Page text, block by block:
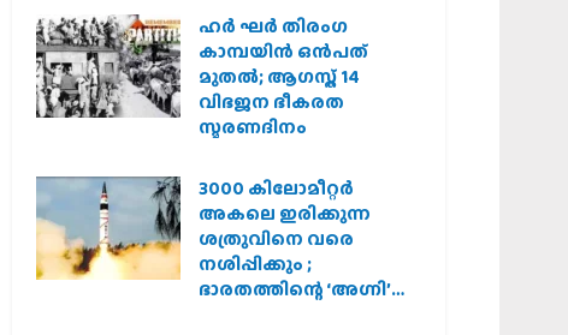
ഹര്‍ ഘര്‍ തിരംഗ
കാമ്പയിന്‍ ഒന്‍പത്
മുതല്‍; ആഗസ്ത് 14
വിഭജന ഭീകരത
സ്മരണദിനം
3000 കിലോമീറ്റർ
അകലെ ഇരിക്കുന്ന
ശത്രുവിനെ വരെ
നശിപ്പിക്കും ;
ഭാരതത്തിന്റെ ‘അഗ്നി’